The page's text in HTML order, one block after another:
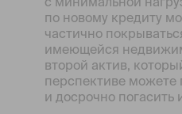
по новому кредиту
частично
имеющейся
второй актив,
перспективе можете
и досрочно погасить